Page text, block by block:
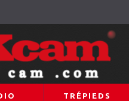
TRÉPIEDS